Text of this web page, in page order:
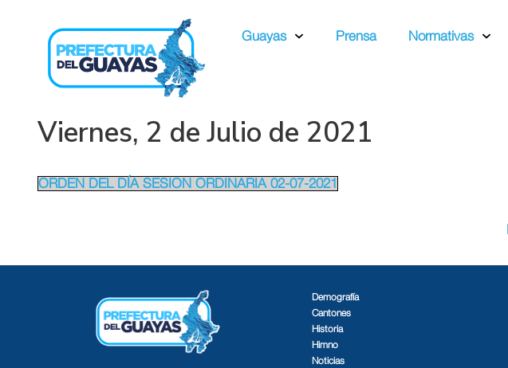
Guayas Prensa Normativas
Viernes, 2 de Julio de 2021
ORDEN DEL DÍA SESION ORDINARIA 02-07-2021
Demografía
Cantones
Historia
Himno
Noticias